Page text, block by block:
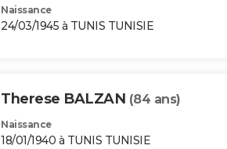
Naissance
24/03/1945 à TUNIS TUNISIE
Therese BALZAN (84 ans)
Naissance
18/01/1940 à TUNIS TUNISIE